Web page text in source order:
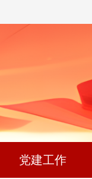
党建工作